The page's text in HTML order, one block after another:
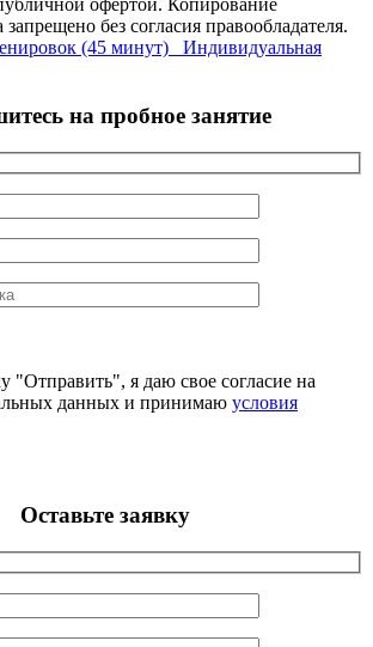
офертой. Копирование
запрещено без согласия правообладателя.
(45 минут)
Индивидуальная
на пробное занятие
"Отправить", я даю свое согласие на
данных и принимаю условия
Оставьте заявку